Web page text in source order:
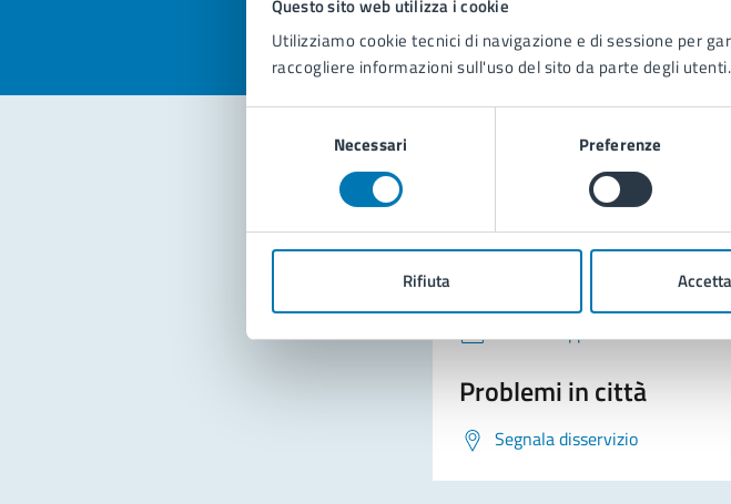
Questo sito web utilizza i cookie
Utilizziamo cookie tecnici di navigazione e di sessione per
raccogliere informazioni sull'uso del sito da parte degli utenti.
Necessari Preferenze
Rifiuta
Contatta il comune
Leggi le domande frequenti
Prenota appuntamento
Problemi in città
Segnala disservizio